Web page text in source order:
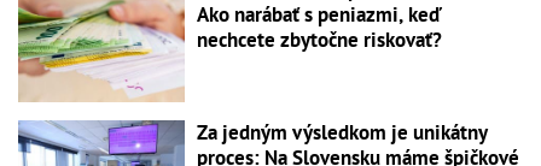
Ako narábať s peniazmi, keď
nechcete zbytočne riskovať?
Za jedným výsledkom je unikátny
proces: Na Slovensku máme špičkové